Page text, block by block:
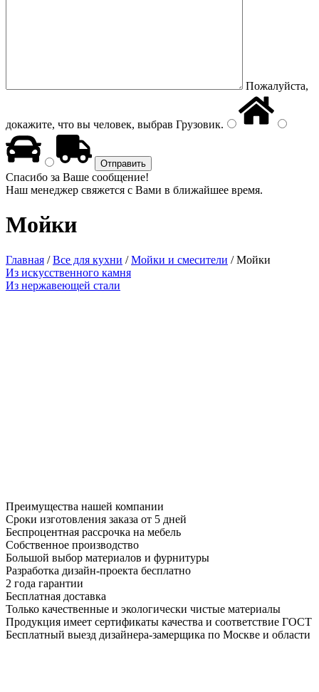
Пожалуйста,
докажите, что вы человек, выбрав Грузовик.
Спасибо за Ваше сообщение!
Наш менеджер свяжется с Вами в ближайшее время.
Мойки
Главная /Все для кухни /Мойки и смесители /Мойки
Из искусственного камня
Из нержавеющей стали
Преимущества нашей компании
Сроки изготовления заказа от 5 дней
Беспроцентная рассрочка на мебель
Собственное производство
Большой выбор материалов и фурнитуры
Разработка дизайн-проекта бесплатно
2 года гарантии
Бесплатная доставка
Только качественные и экологически чистые материалы
Продукция имеет сертификаты качества и соответствие ГОСТ
Бесплатный выезд дизайнера-замерщика по Москве и области